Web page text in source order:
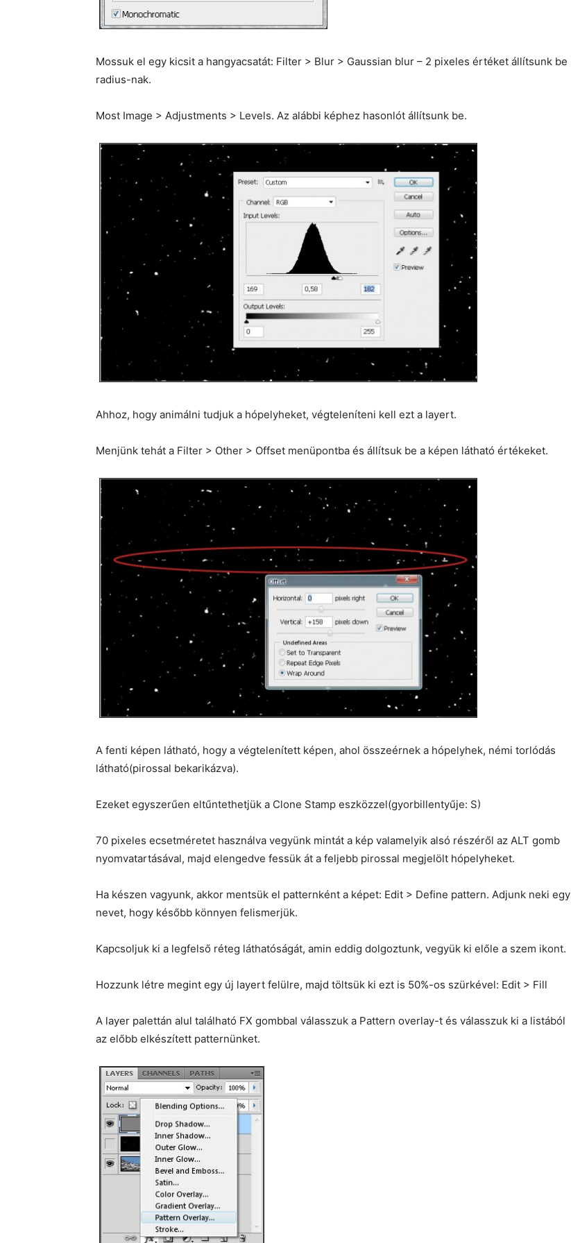
Mossuk el egy kicsit a hangyacsatát: Filter > Blur > Gaussian blur – 2 pixeles értéket állítsunk be
radius-nak.
Most Image > Adjustments > Levels. Az alábbi képhez hasonlót állítsunk be.
Ahhoz, hogy animálni tudjuk a hópelyheket, végteleníteni kell ezt a layert.
Menjünk tehát a Filter > Other > Offset menüpontba és állítsuk be a képen látható értékeket.
A fenti képen látható, hogy a végtelenített képen, ahol összeérnek a hópelyhek, némi torlódás
látható(pirossal bekarikázva).
Ezeket egyszerűen eltűntethetjük a Clone Stamp eszközzel(gyorbillentyűje: S)
70 pixeles ecsetméretet használva vegyünk mintát a kép valamelyik alsó részéről az ALT gomb
nyomvatartásával, majd elengedve fessük át a feljebb pirossal megjelölt hópelyheket.
Ha készen vagyunk, akkor mentsük el patternként a képet: Edit > Define pattern. Adjunk neki egy
nevet, hogy később könnyen felismerjük.
Kapcsoljuk ki a legfelső réteg láthatóságát, amin eddig dolgoztunk, vegyük ki előle a szem ikont.
Hozzunk létre megint egy új layert felülre, majd töltsük ki ezt is 50%-os szürkével: Edit > Fill
A layer palettán alul található FX gombbal válasszuk a Pattern overlay-t és válasszuk ki a listából
az előbb elkészített patternünket.